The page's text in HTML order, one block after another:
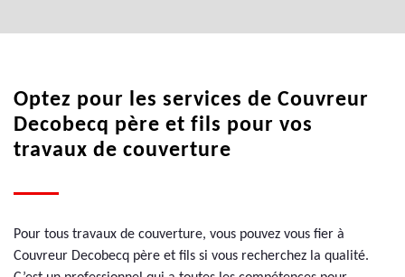
Optez pour les services de Couvreur
Decobecq père et fils pour vos
travaux de couverture
Pour tous travaux de couverture, vous pouvez vous fier à
Couvreur Decobecq père et fils si vous recherchez la qualité.